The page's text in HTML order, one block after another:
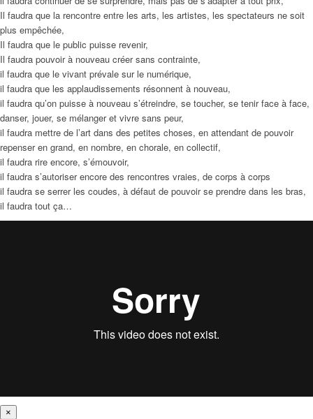
Il faudra que la rencontre entre les arts, les artistes, les spectateurs ne soit
plus empêchée,
Il faudra que le public puisse revenir,
Il faudra pouvoir à nouveau créer sans contrainte,
il faudra que le vivant prévale sur le numérique,
il faudra que les applaudissements résonnent à nouveau,
il faudra qu’on puisse à nouveau s’étreindre, se toucher, se tenir face à face,
danser, jouer, se mélanger et vivre sans peur,
il faudra mettre de l’art dans des petites choses, en attendant de pouvoir
repenser en grand, en nombre, en chorale, en collectif,
il faudra rire encore, s’émouvoir,
il faudra s’autoriser encore des rencontres vraies, de corps à corps
il faudra se serrer les coudes, à défaut de pouvoir se prendre dans les bras,
il faudra tout ça…
×